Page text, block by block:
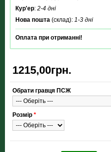
Кур'ер: 2-4 дні
Нова пошта (склад): 1-3 дні
Оплата при отриманні!
1215,00грн.
Обрати гравця ПСЖ
Розмір *